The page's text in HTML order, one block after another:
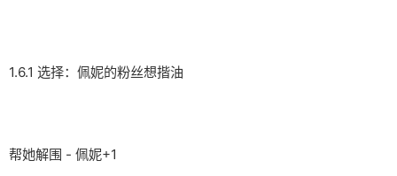
1.6.1 选择：佩妮的粉丝想揩油
帮她解围 - 佩妮+1